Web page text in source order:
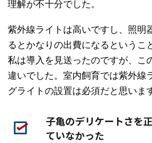
理解が不十分でした。
紫外線ライトは高いですし、照明
るとかなりの出費になるというこ
私は導入を見送ったのですが、こ
違いでした。室内飼育では紫外線
グライトの設置は必須だと思いま
子亀のデリケートさを
ていなかった